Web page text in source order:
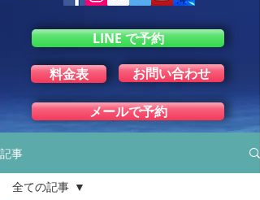
LINE で予約
料金表
お問い合わせ
メールで予約
記事
全ての記事